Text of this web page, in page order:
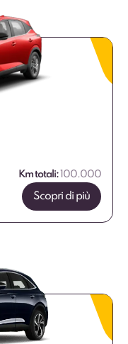
Km totali: 100.000
Scopri di più